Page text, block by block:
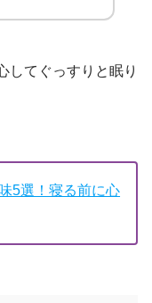
してぐっすりと眠り
5選！寝る前に心